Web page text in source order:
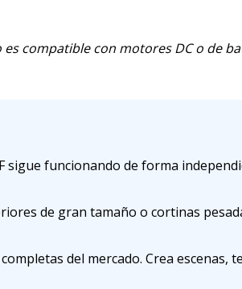
compatible con motores DC o de
sigue funcionando de forma
de gran tamaño o cortinas
del mercado. Crea escenas,